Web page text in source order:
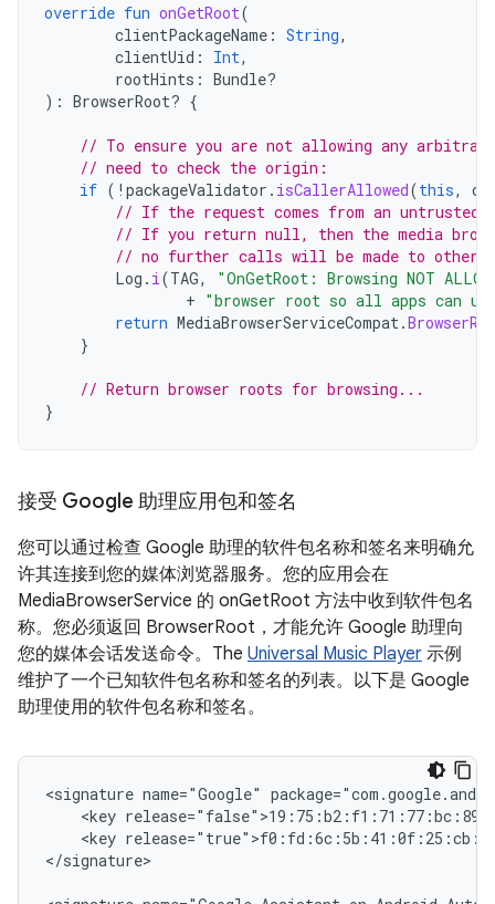
override fun onGetRoot(
clientPackageName : String,
clientUid : Int,
rootHints : Bundle?
): BrowserRoot? {
// To ensure you are not allowing any
// need to check the origin:
if ( ! packageValidator . isCallerAllowed(this,
// If the request comes from an untrusted
// If you return null, then the media
// no further calls will be made to other
Log . i (TAG,
"OnGetRoot: Browsing NOT
+ "browser root so all apps can
return MediaBrowserServiceCompat .
}
// Return browser roots for browsing...
}
接受 Google 助理应用包和签名
您可以通过检查 Google 助理的软件包名称和签名来明确允
许其连接到您的媒体浏览器服务。您的应用会在
MediaBrowserService 的 onGetRoot 方法中收到软件包名
称。您必须返回 BrowserRoot，才能允许 Google 助理向
您的媒体会话发送命令。The Universal Music Player 示例
维护了一个已知软件包名称和签名的列表。以下是 Google
助理使用的软件包名称和签名。
<signature name="Google"
<key
<key
</signature>